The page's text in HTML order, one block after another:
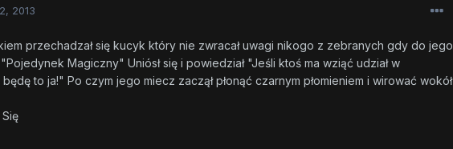
2013
przechadzał się kucyk który nie zwracał uwagi nikogo z zebranych gdy do jego
"Pojedynek Magiczny" Uniósł się i powiedział "Jeśli ktoś ma wziąć udział w
to ja!" Po czym jego miecz zaczął płonąć czarnym płomieniem i wirować wokół